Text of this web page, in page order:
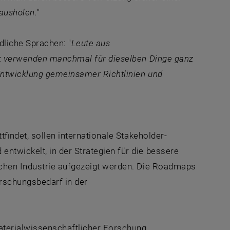
Sprachen: "Leute aus
manchmal für dieselben Dinge ganz
gemeinsamer Richtlinien und
sollen internationale Stakeholder-
entwickelt, in der Strategien für die bessere
Industrie aufgezeigt werden. Die Roadmaps
in der
Forschung